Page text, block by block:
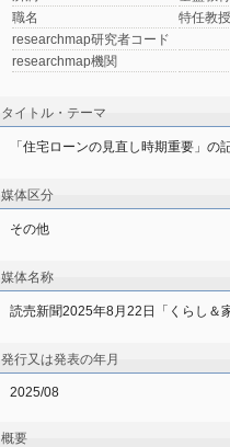
職名
特任教授
researchmap研究者コード
researchmap機関
タイトル・テーマ
「住宅ローンの見直し時期重要」の
媒体区分
その他
媒体名称
読売新聞2025年8月22日「くらし＆
発行又は発表の年月
2025/08
概要